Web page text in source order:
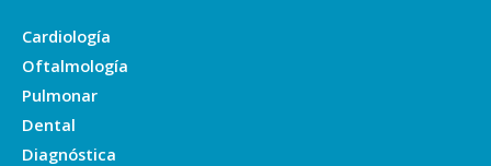
Cardiología
Oftalmología
Pulmonar
Dental
Diagnóstica